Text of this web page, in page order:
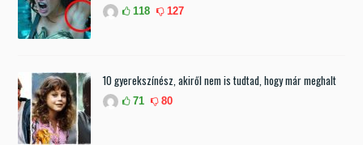
118 127
10 gyerekszínész, akiről nem is tudtad, hogy már meghalt
71 80